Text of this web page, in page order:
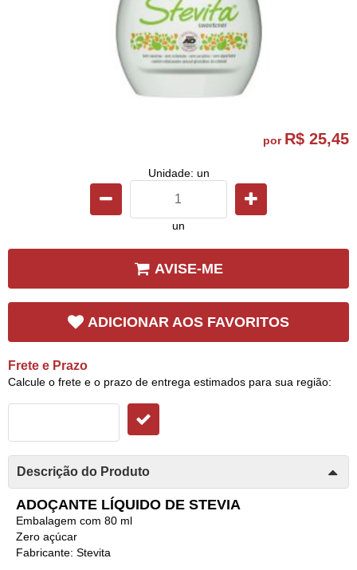
por R$ 25,45
Unidade: un
un
AVISE-ME
ADICIONAR AOS FAVORITOS
Frete e Prazo
Calcule o frete e o prazo de entrega estimados para sua região:
Descrição do Produto
ADOÇANTE LÍQUIDO DE STEVIA
Embalagem com 80 ml
Zero açúcar
Fabricante: Stevita